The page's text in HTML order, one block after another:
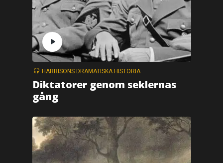
HARRISONS DRAMATISKA HISTORIA
Diktatorer genom seklernas
gång